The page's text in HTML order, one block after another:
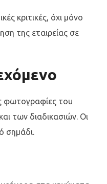
κριτικές, όχι μόνο
της εταιρείας σε
φωτογραφίες του
των διαδικασιών. Οι
σημάδι.